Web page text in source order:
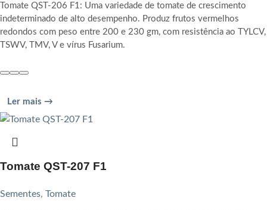
Tomate QST-206 F1: Uma variedade de tomate de crescimento
indeterminado de alto desempenho. Produz frutos vermelhos
redondos com peso entre 200 e 230 gm, com resistência ao TYLCV,
TSWV, TMV, V e vírus Fusarium.
Ler mais →
Tomate QST-207 F1
Sementes, Tomate